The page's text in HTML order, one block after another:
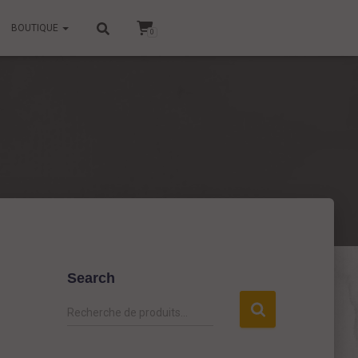
BOUTIQUE 0
Search
RRecherche de produits…